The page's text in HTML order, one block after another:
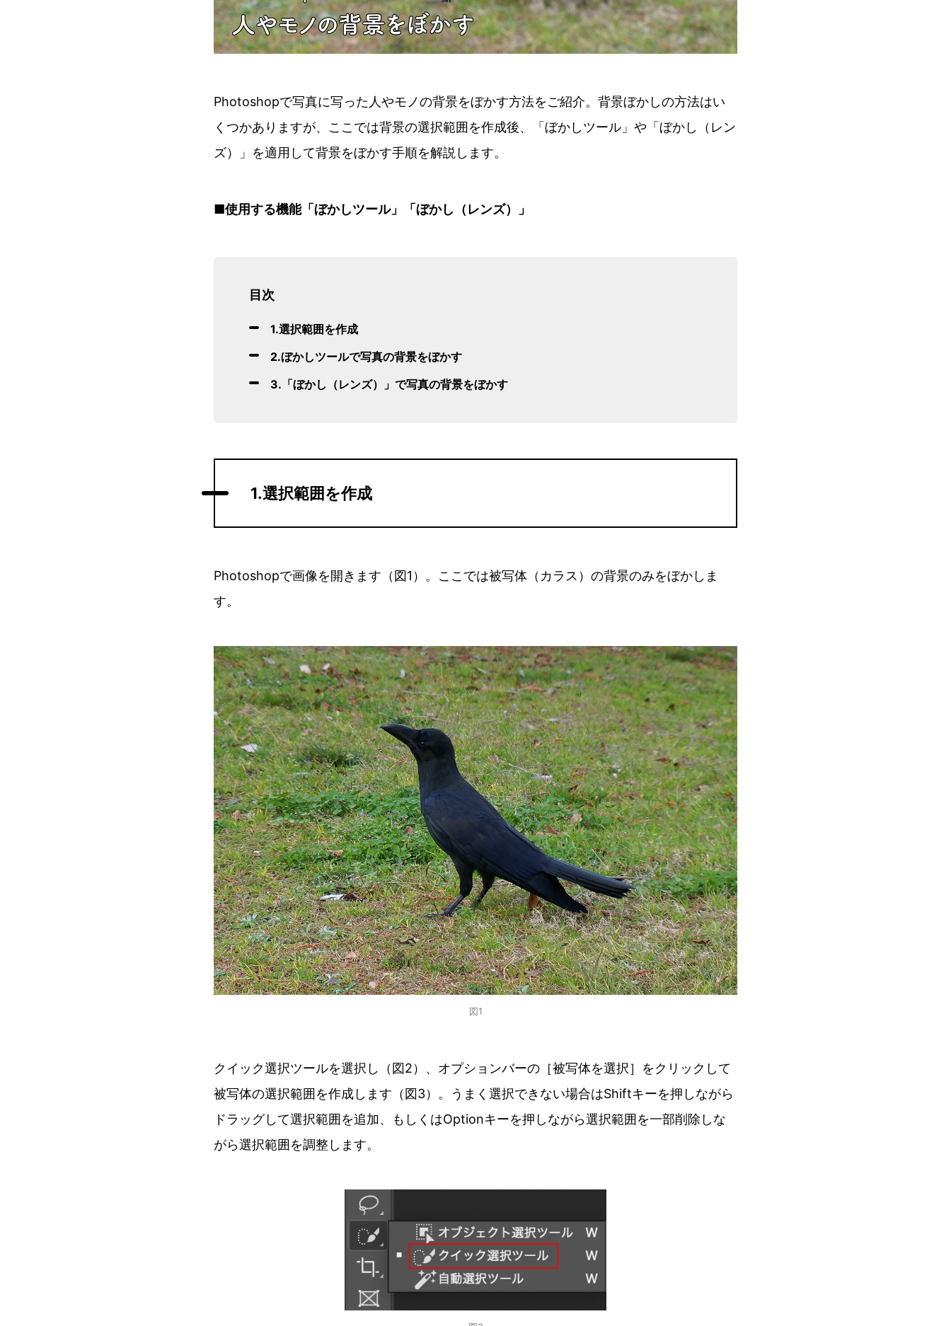
Photoshopで写真に写った人やモノの背景をぼかす方法をご紹介。背景ぼかしの方法はい
くつかありますが、ここでは背景の選択範囲を作成後、「ぼかしツール」や「ぼかし（レン
ズ）」を適用して背景をぼかす手順を解説します。
■使用する機能「ぼかしツール」「ぼかし（レンズ）」
目次
1.選択範囲を作成
2.ぼかしツールで写真の背景をぼかす
3.「ぼかし（レンズ）」で写真の背景をぼかす
1.選択範囲を作成
Photoshopで画像を開きます（図1）。ここでは被写体（カラス）の背景のみをぼかしま
す。
図1
クイック選択ツールを選択し（図2）、オプションバーの［被写体を選択］をクリックして
被写体の選択範囲を作成します（図3）。うまく選択できない場合はShiftキーを押しながら
ドラッグして選択範囲を追加、もしくはOptionキーを押しながら選択範囲を一部削除しな
がら選択範囲を調整します。